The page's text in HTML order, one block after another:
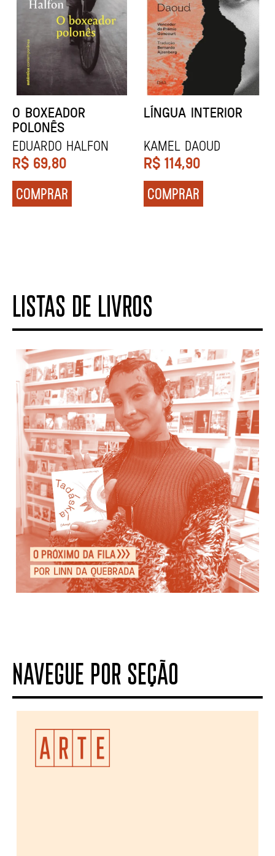
DENTES BRANCOS
Zadie Smith
R$ 129,90
COMPRAR
UCRÂNIA
Andrei Kurkov
R$ 139,90
COMPRAR
LISTAS DE LIVROS
NAVEGUE POR SEÇÃO